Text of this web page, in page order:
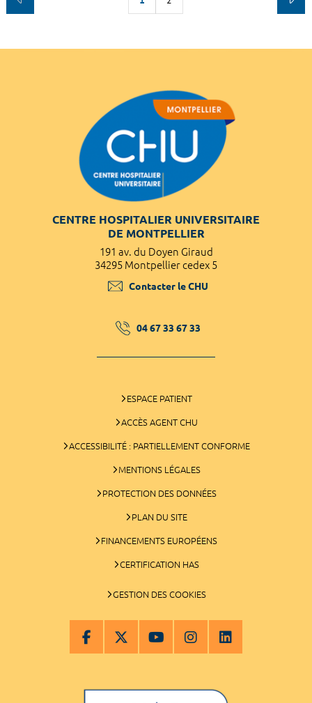
CENTRE HOSPITALIER UNIVERSITAIRE
DE MONTPELLIER
191 av. du Doyen Giraud
34295 Montpellier cedex 5
Contacter le CHU
04 67 33 67 33
ESPACE PATIENT
ACCÈS AGENT CHU
ACCESSIBILITÉ : PARTIELLEMENT CONFORME
MENTIONS LÉGALES
PROTECTION DES DONNÉES
PLAN DU SITE
FINANCEMENTS EUROPÉENS
CERTIFICATION HAS
GESTION DES COOKIES